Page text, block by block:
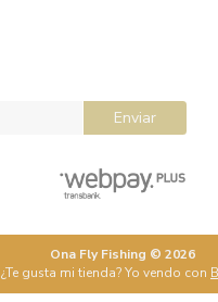
Enviar
Ona Fly Fishing © 2026
¿Te gusta mi tienda? Yo vendo con